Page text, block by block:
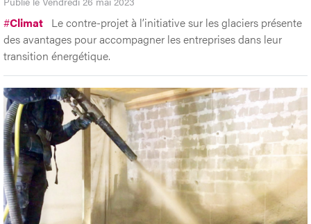
#Climat Le contre-projet à l’initiative sur les glaciers présente
des avantages pour accompagner les entreprises dans leur
transition énergétique.